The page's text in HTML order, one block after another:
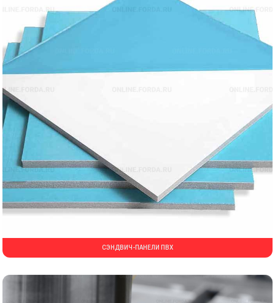
СЭНДВИЧ-ПАНЕЛИ ПВХ